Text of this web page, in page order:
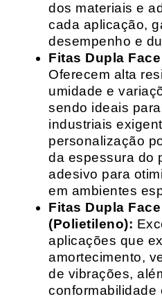
dos materiais e
cada aplicação,
desempenho e
Fitas Dupla
Oferecem alta
umidade e
sendo ideais
industriais
personalização
da espessura do
adesivo para
em ambientes
Fitas Dupla
(Polietileno):
aplicações que
amortecimento,
de vibrações,
conformabilidade